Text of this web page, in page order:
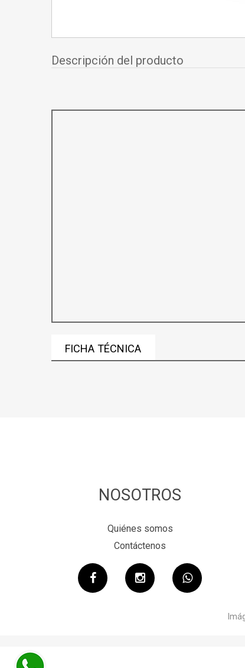
Descripción del producto
FICHA TÉCNICA
NOSOTROS
Quiénes somos
Contáctenos